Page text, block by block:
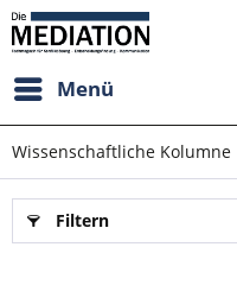
Menü
Wissenschaftliche Kolumne
Filtern